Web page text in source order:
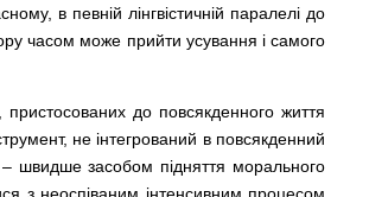
в певній лінгвістичній паралелі до
часом може прийти усування і самого
пристосованих до повсякденного життя
не інтегрований в повсякденний
швидше засобом підняття морального